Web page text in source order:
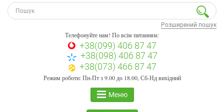
Розширений пошук
Телефонуйте нам! По всім питанням:
+38(099) 406 87 47
+38(098) 406 87 47
+38(073) 466 87 47
Режим роботи: Пн-Пт з 9.00 до 18.00, Сб-Нд вихідний
Меню